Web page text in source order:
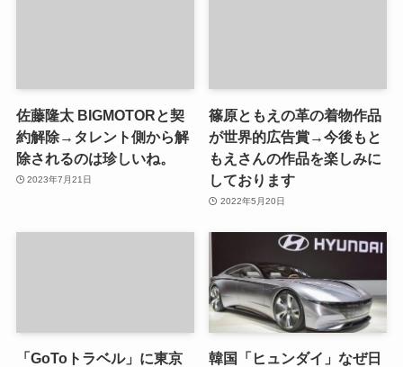
佐藤隆太 BIGMOTORと契
約解除→タレント側から解
除されるのは珍しいね。
2023年7月21日
篠原ともえの革の着物作品
が世界的広告賞→今後もと
もえさんの作品を楽しみに
しております
2022年5月20日
「GoToトラベル」に東京
韓国「ヒュンダイ」なぜ日